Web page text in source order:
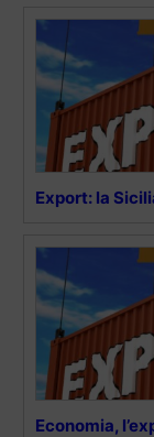
Export: la
Economia,